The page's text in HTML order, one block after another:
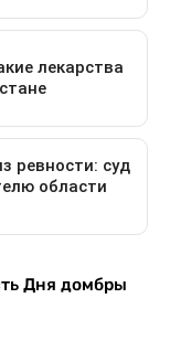
Дня домбры